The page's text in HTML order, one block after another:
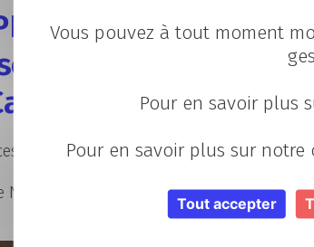
2 Métiers du
pour la
CCI Mayenne !
2 formations pour savoir qui a la
:
Vous pouvez à tout moment
Pour en savoir plus
Pour en savoir plus sur
Tout accepter